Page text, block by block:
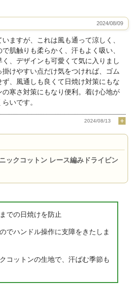
2024/08/09
ますが、これは風も通って涼しく、
肌触りも柔らかく、汗もよく吸い、
く、デザインも可愛くて気に入りまし
けやすい点だけ気をつければ、ゴム
、風通しも良くて日焼け対策にもな
の寒さ対策にもなり便利。着け心地が
いです。
2024/08/13
ニックコットン レース編みドライビン
での日焼けを防止
でハンドル操作に支障をきたしま
コットンの生地で、汗ばむ季節も